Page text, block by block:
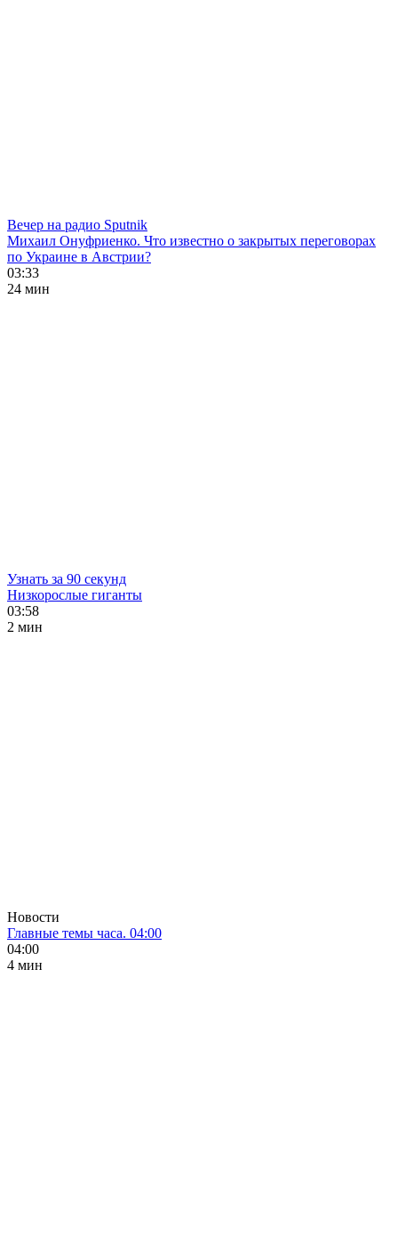
Вечер на радио Sputnik
Михаил Онуфриенко. Что известно о закрытых переговорах
по Украине в Австрии?
03:33
24 мин
Узнать за 90 секунд
Низкорослые гиганты
03:58
2 мин
Новости
Главные темы часа. 04:00
04:00
4 мин